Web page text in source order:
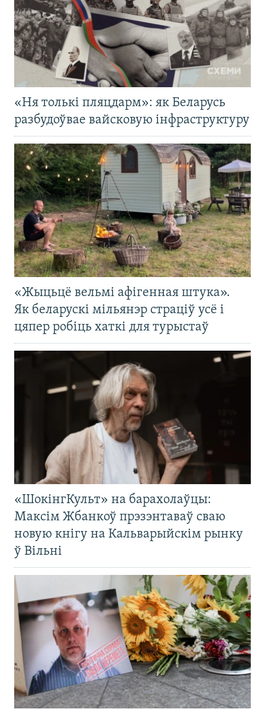
«Ня толькі пляцдарм»: як Беларусь
разбудоўвае вайсковую інфраструктуру
«Жыцьцё вельмі афігенная штука».
Як беларускі мільянэр страціў усё і
цяпер робіць хаткі для турыстаў
«ШокінгКульт» на барахолаўцы:
Максім Жбанкоў прэзэнтаваў сваю
новую кнігу на Кальварыйскім рынку
ў Вільні